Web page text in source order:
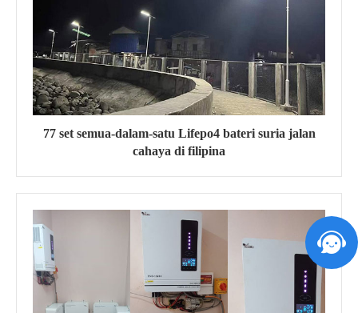
77 set semua-dalam-satu Lifepo4 bateri suria jalan
cahaya di filipina